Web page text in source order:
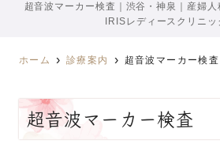
超音波マーカー検査｜渋谷・神泉｜産婦
IRISレディースクリニッ
ホーム 診療案内 超音波マーカー検査
超音波マーカー検査